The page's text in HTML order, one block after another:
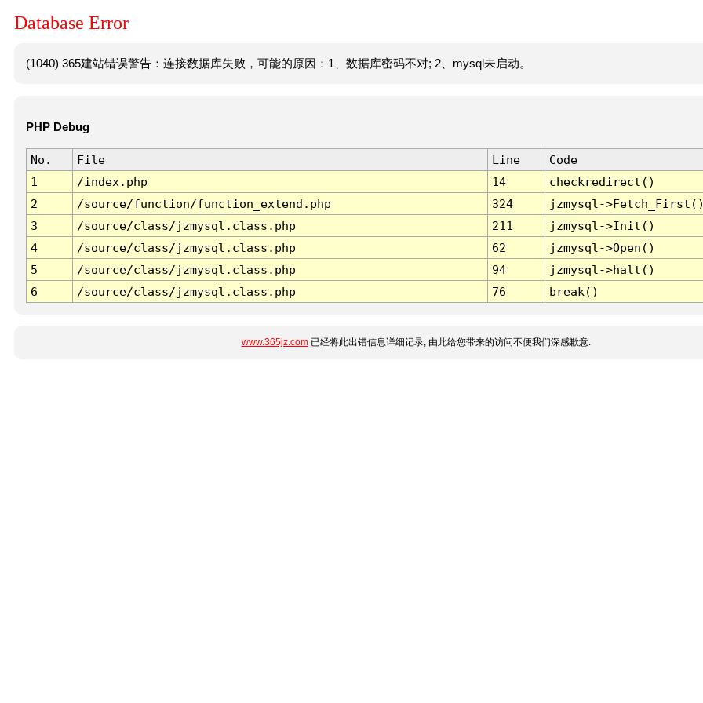
Database Error
(1040) 365建站错误警告：连接数据库失败，可能的原因：1、数据库密码不对; 2、mysql未启动。
PHP Debug
No. File Line
Code
1
/index.php 14
checkredirect()
2
/source/function/function_extend.php 324
jzmysql-
3
/source/class/jzmysql.class.php 211
jzmysql->Init()
4
/source/class/jzmysql.class.php 62
jzmysql->Open()
5
/source/class/jzmysql.class.php 94
jzmysql->halt()
6
/source/class/jzmysql.class.php 76 break()
www.365jz.com已经将此出错信息详细记录, 由此给您带来的访问不便我们深感歉意.